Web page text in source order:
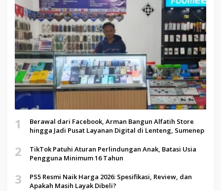
1
Berawal dari Facebook, Arman Bangun Alfatih Store
hingga Jadi Pusat Layanan Digital di Lenteng, Sumenep
2
TikTok Patuhi Aturan Perlindungan Anak, Batasi Usia
Pengguna Minimum 16 Tahun
3
PS5 Resmi Naik Harga 2026: Spesifikasi, Review, dan
Apakah Masih Layak Dibeli?